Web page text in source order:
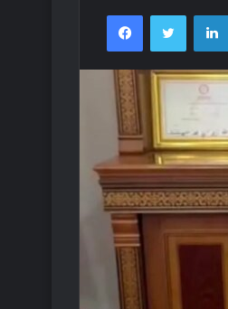
FacebookTwitter